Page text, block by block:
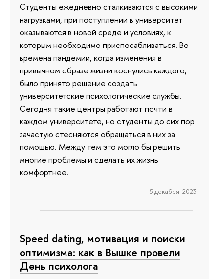
Студенты ежедневно сталкиваются с высокими
нагрузками, при поступлении в университет
оказываются в новой среде и условиях, к
которым необходимо приспосабливаться. Во
времена пандемии, когда изменения в
привычном образе жизни коснулись каждого,
было принято решение создать
университетские психологические службы.
Сегодня такие центры работают почти в
каждом университете, но студенты до сих пор
зачастую стесняются обращаться в них за
помощью. Между тем это могло бы решить
многие проблемы и сделать их жизнь
комфортнее.
5 декабря 2023
Speed dating, мотивация и поиски
оптимизма: как в Вышке провели
День психолога